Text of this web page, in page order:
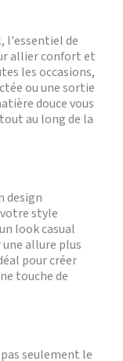
l'essentiel de
allier confort et
les occasions,
ou une sortie
douce vous
au long de la
design
style
look casual
allure plus
pour créer
touche de
seulement le